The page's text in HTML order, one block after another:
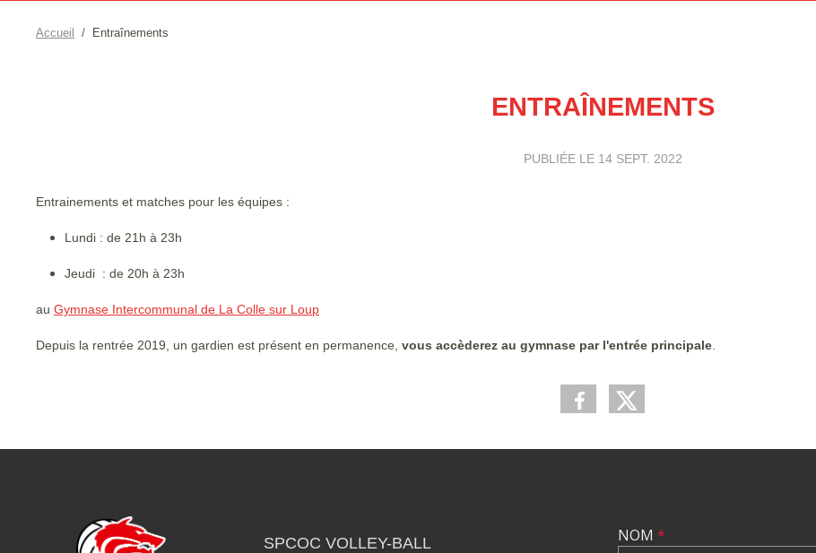
Accueil Entraînements
ENTRAÎNEMENTS
PUBLIÉE LE 14 SEPT. 2022
Entrainements et matches pour les équipes :
Lundi : de 21h à 23h
Jeudi : de 20h à 23h
au Gymnase Intercommunal de La Colle sur Loup
Depuis la rentrée 2019, un gardien est présent en permanence, vous accèderez au gymnase par l'entrée principale
SPCOC VOLLEY-BALL
NOM *